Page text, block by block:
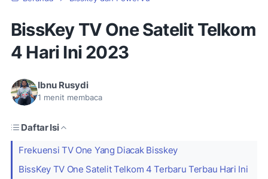
BissKey TV One Satelit Telkom
4 Hari Ini 2023
Ibnu Rusydi
1 menit membaca
Daftar Isi
Frekuensi TV One Yang Diacak Bisskey
BissKey TV One Satelit Telkom 4 Terbaru Terbau Hari Ini